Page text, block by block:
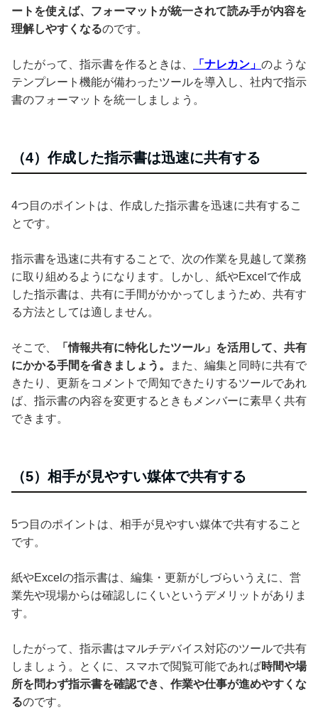
ートを使えば、フォーマットが統一されて読み手が内容を
理解しやすくなるのです。
したがって、指示書を作るときは、 「ナレカン」 のような
テンプレート機能が備わったツールを導入し、社内で指示
書のフォーマットを統一しましょう。
（4）作成した指示書は迅速に共有する
4つ目のポイントは、作成した指示書を迅速に共有するこ
とです。
指示書を迅速に共有することで、次の作業を見越して業務
に取り組めるようになります。しかし、紙やExcelで作成
した指示書は、共有に手間がかかってしまうため、共有す
る方法としては適しません。
そこで、
「情報共有に特化したツール」を活用して、共有
にかかる手間を省きましょう。
また、編集と同時に共有で
きたり、更新をコメントで周知できたりするツールであれ
ば、指示書の内容を変更するときもメンバーに素早く共有
できます。
（5）相手が見やすい媒体で共有する
5つ目のポイントは、相手が見やすい媒体で共有すること
です。
紙やExcelの指示書は、編集・更新がしづらいうえに、営
業先や現場からは確認しにくいというデメリットがありま
す。
したがって、指示書はマルチデバイス対応のツールで共有
しましょう。とくに、スマホで閲覧可能であれば時間や場
所を問わず指示書を確認でき、作業や仕事が進めやすくな
るのです。